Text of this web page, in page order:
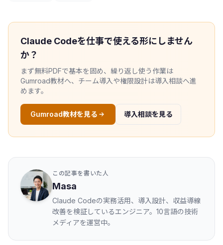
Claude Codeを仕事で使える形にしません
か？
まず無料PDFで基本を固め、繰り返し使う作業は
Gumroad教材へ、チーム導入や権限設計は導入相談へ進
めます。
Gumroad教材を見る 導入相談を見る
この記事を書いた人
Masa
Claude Codeの実務活用、導入設計、収益導線
改善を検証しているエンジニア。10言語の技術
メディアを運営中。